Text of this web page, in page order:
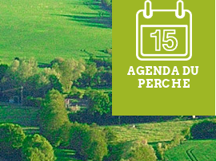
AGENDA DU
PERCHE